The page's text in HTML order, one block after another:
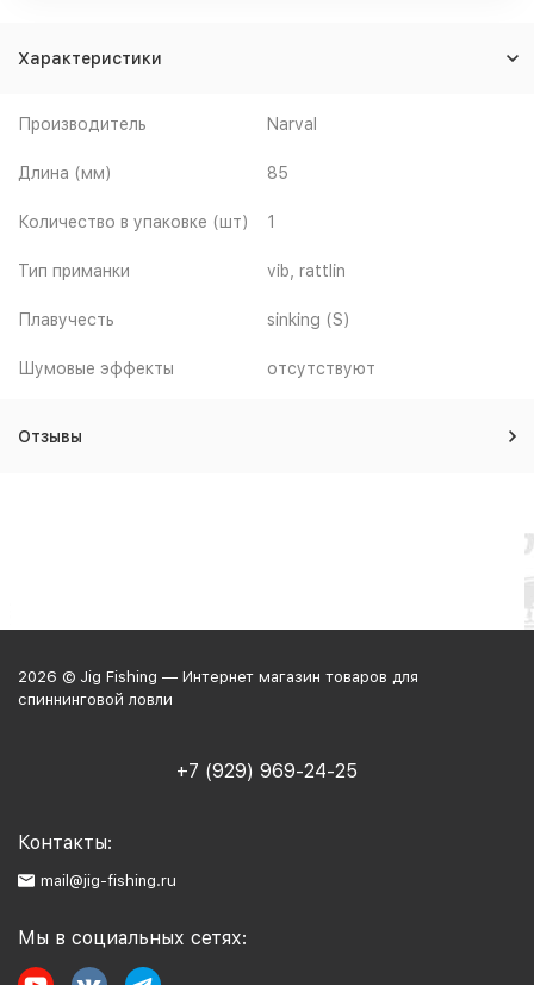
Характеристики
Производитель Narval
Длина (мм) 85
Количество в упаковке (шт) 1
Тип приманки vib, rattlin
Плавучесть sinking (S)
Шумовые эффекты отсутствуют
Отзывы
2026 © Jig Fishing — Интернет магазин товаров для
спиннинговой ловли
+7 (929) 969-24-25
Контакты:
mail@jig-fishing.ru
Мы в социальных сетях: